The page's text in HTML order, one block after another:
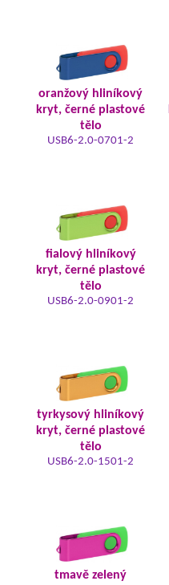
oranžový hliníkový
kryt, černé plastové
tělo
USB6-2.0-0701-2
fialový hliníkový
kryt, černé plastové
tělo
USB6-2.0-0901-2
tyrkysový hliníkový
kryt, černé plastové
tělo
USB6-2.0-1501-2
tmavě zelený